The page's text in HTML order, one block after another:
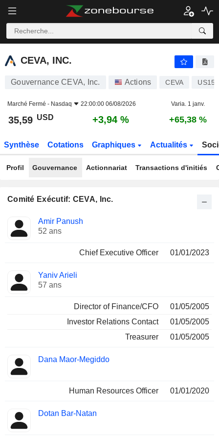
CEVA, INC.
CEVA, INC.
Gouvernance CEVA, Inc. Actions CEVA
Marché Fermé - Nasdaq 22:00:00 06/08/2026 Varia. 1 janv.
35,59 USD +3,94 % +65,38 %
Synthèse Cotations Graphiques Actualités
Profil Gouvernance Actionnariat Transactions d'initiés
Comité Exécutif: CEVA, Inc.
Dirigeant
Fonctions
occupées
Amir Panush
52 ans
Chief Executive Officer 01/01/2023
Yaniv Arieli
57 ans
Director of Finance/CFO
01/05/2005
Investor Relations Contact
01/05/2005
Treasurer
01/05/2005
Dana Maor-Megiddo
Human Resources Officer 01/01/2020
Dotan Bar-Natan